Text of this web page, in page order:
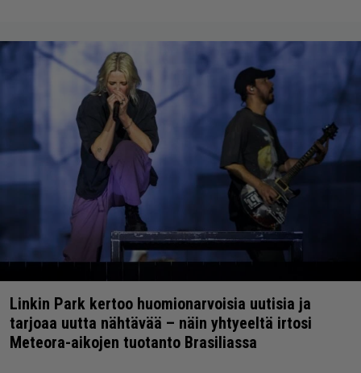
Linkin Park kertoo huomionarvoisia uutisia ja
tarjoaa uutta nähtävää – näin yhtyeeltä irtosi
Meteora-aikojen tuotanto Brasiliassa